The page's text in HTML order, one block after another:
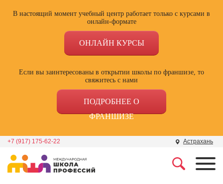
В настоящий момент учебный центр работает только с курсами в
онлайн-формате
ОНЛАЙН КУРСЫ
Если вы заинтересованы в открытии школы по франшизе, то
свяжитесь с нами
ПОДРОБНЕЕ О
ФРАНШИЗЕ
+7 (917) 175-62-22 Астрахань